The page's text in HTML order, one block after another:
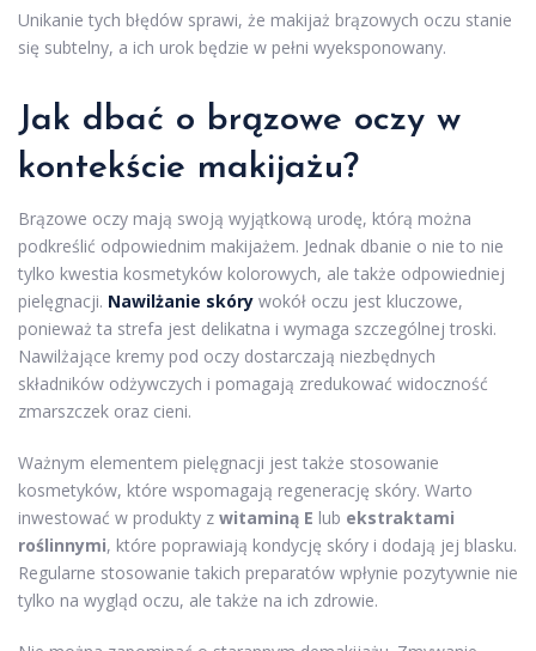
Unikanie tych błędów sprawi, że makijaż brązowych oczu stanie
się subtelny, a ich urok będzie w pełni wyeksponowany.
Jak dbać o brązowe oczy w
kontekście makijażu?
Brązowe oczy mają swoją wyjątkową urodę, którą można
podkreślić odpowiednim makijażem. Jednak dbanie o nie to nie
tylko kwestia kosmetyków kolorowych, ale także odpowiedniej
pielęgnacji. Nawilżanie skóry wokół oczu jest kluczowe,
ponieważ ta strefa jest delikatna i wymaga szczególnej troski.
Nawilżające kremy pod oczy dostarczają niezbędnych
składników odżywczych i pomagają zredukować widoczność
zmarszczek oraz cieni.
Ważnym elementem pielęgnacji jest także stosowanie
kosmetyków, które wspomagają regenerację skóry. Warto
inwestować w produkty z witaminą E lub ekstraktami
roślinnymi, które poprawiają kondycję skóry i dodają jej blasku.
Regularne stosowanie takich preparatów wpłynie pozytywnie nie
tylko na wygląd oczu, ale także na ich zdrowie.